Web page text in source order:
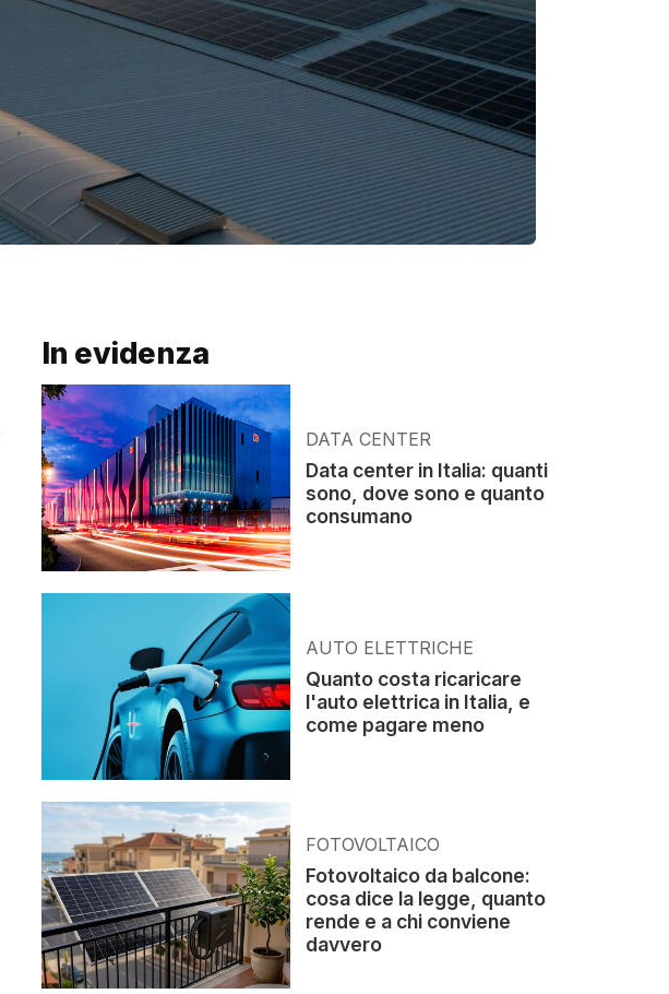
In evidenza
DATA CENTER
Data center in Italia: quanti
sono, dove sono e quanto
consumano
AUTO ELETTRICHE
Quanto costa ricaricare
l'auto elettrica in Italia, e
come pagare meno
FOTOVOLTAICO
Fotovoltaico da balcone:
cosa dice la legge, quanto
rende e a chi conviene
davvero